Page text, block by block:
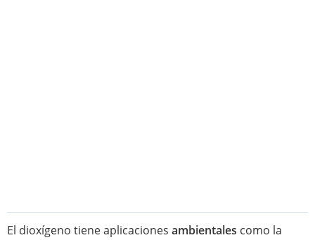
El dioxígeno tiene aplicaciones ambientales como la